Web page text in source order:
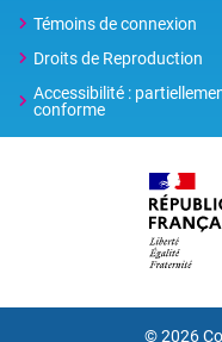
Témoins de connexion
Droits de Reproduction
Accessibilité :
conforme
© 2026